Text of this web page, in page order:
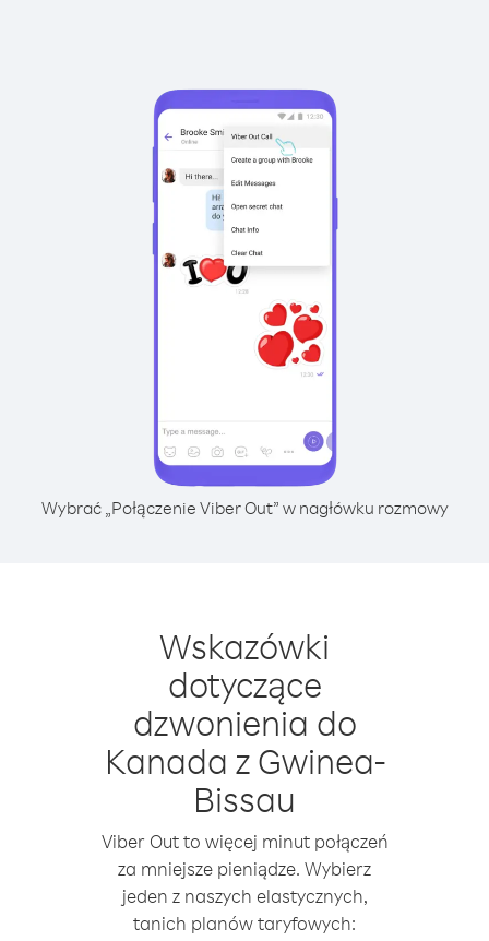
Wybrać „Połączenie Viber Out” w nagłówku rozmowy
Wskazówki
dotyczące
dzwonienia do
Kanada z Gwinea-
Bissau
Viber Out to więcej minut połączeń
za mniejsze pieniądze. Wybierz
jeden z naszych elastycznych,
tanich planów taryfowych: